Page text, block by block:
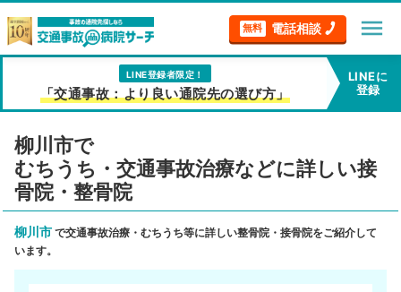
無料 電話相談 menu
LINE登録者限定！
「交通事故：より良い通院先の選び方」
LINEに
登録
柳川市で
むちうち・交通事故治療などに詳しい接
骨院・整骨院
柳川市 で交通事故治療・むちうち等に詳しい整骨院・接骨院をご紹介して
います。